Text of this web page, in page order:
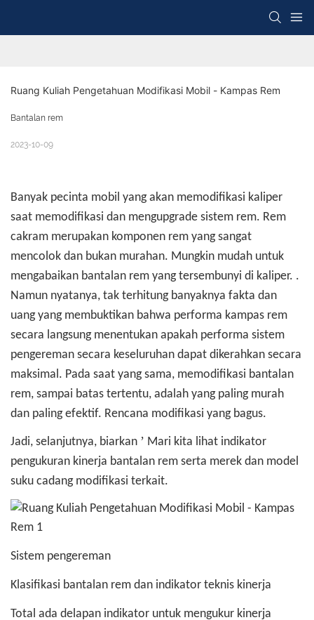
Ruang Kuliah Pengetahuan Modifikasi Mobil - Kampas Rem
Bantalan rem
2023-10-09
Banyak pecinta mobil yang akan memodifikasi kaliper
saat memodifikasi dan mengupgrade sistem rem. Rem
cakram merupakan komponen rem yang sangat
mencolok dan bukan murahan. Mungkin mudah untuk
mengabaikan bantalan rem yang tersembunyi di kaliper. .
Namun nyatanya, tak terhitung banyaknya fakta dan
uang yang membuktikan bahwa performa kampas rem
secara langsung menentukan apakah performa sistem
pengereman secara keseluruhan dapat dikerahkan secara
maksimal. Pada saat yang sama, memodifikasi bantalan
rem, sampai batas tertentu, adalah yang paling murah
dan paling efektif. Rencana modifikasi yang bagus.
Jadi, selanjutnya, biarkan ’ Mari kita lihat indikator
pengukuran kinerja bantalan rem serta merek dan model
suku cadang modifikasi terkait.
Sistem pengereman
Klasifikasi bantalan rem dan indikator teknis kinerja
Total ada delapan indikator untuk mengukur kinerja